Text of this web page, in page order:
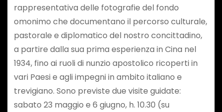
rappresentativa delle fotografie del fondo
omonimo che documentano il percorso culturale,
pastorale e diplomatico del nostro concittadino,
a partire dalla sua prima esperienza in Cina nel
1934, fino ai ruoli di nunzio apostolico ricoperti in
vari Paesi e agli impegni in ambito italiano e
trevigiano. Sono previste due visite guidate:
sabato 23 maggio e 6 giugno, h. 10.30 (su